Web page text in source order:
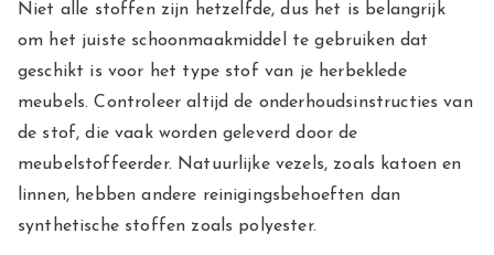
Niet alle stoffen zijn hetzelfde, dus het is belangrijk
om het juiste schoonmaakmiddel te gebruiken dat
geschikt is voor het type stof van je herbeklede
meubels. Controleer altijd de onderhoudsinstructies van
de stof, die vaak worden geleverd door de
meubelstoffeerder. Natuurlijke vezels, zoals katoen en
linnen, hebben andere reinigingsbehoeften dan
synthetische stoffen zoals polyester.